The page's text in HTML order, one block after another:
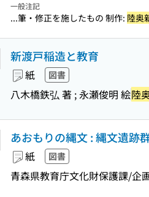
一般注記
...筆・修正を施したもの 制作: 陸奥
新渡戸稲造と教育
紙 図書
八木橋鉄弘 著 ; 永瀬俊明 絵陸
あおもりの縄文 : 縄文遺跡
紙 図書
青森県教育庁文化財保護課/企